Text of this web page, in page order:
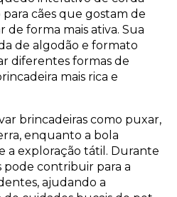
cães que gostam de
forma mais ativa. Sua
de algodão e formato
diferentes formas de
mais rica e
brincadeiras como puxar,
enquanto a bola
a exploração tátil. Durante
pode contribuir para a
ajudando a